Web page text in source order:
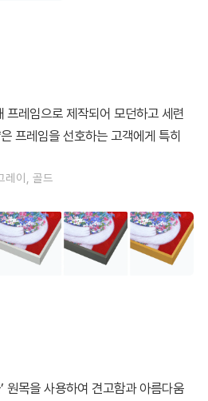
레임으로 제작되어 모던하고 세련
프레임을 선호하는 고객에게 특히
레이, 골드
원목을 사용하여 견고함과 아름다움